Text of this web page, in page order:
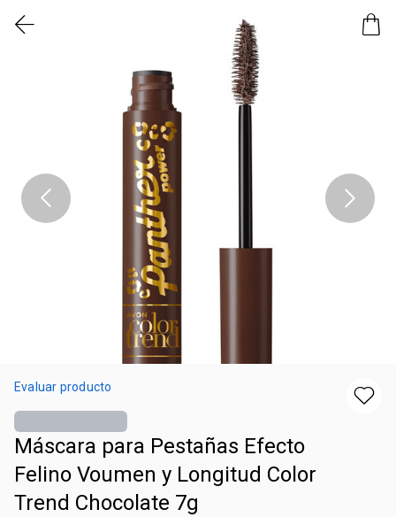
Evaluar producto
Máscara para Pestañas Efecto
Felino Voumen y Longitud Color
Trend Chocolate 7g